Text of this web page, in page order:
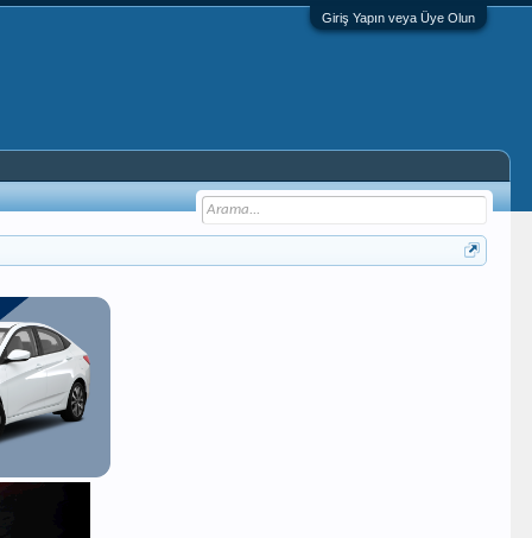
Giriş Yapın veya Üye Olun